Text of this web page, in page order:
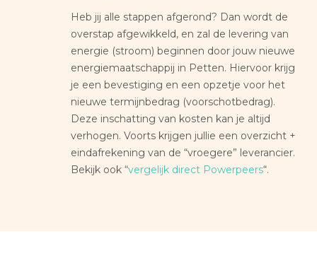
Heb jij alle stappen afgerond? Dan wordt de
overstap afgewikkeld, en zal de levering van
energie (stroom) beginnen door jouw nieuwe
energiemaatschappij in Petten. Hiervoor krijg
je een bevestiging en een opzetje voor het
nieuwe termijnbedrag (voorschotbedrag).
Deze inschatting van kosten kan je altijd
verhogen. Voorts krijgen jullie een overzicht +
eindafrekening van de “vroegere” leverancier.
Bekijk ook “vergelijk direct Powerpeers“.